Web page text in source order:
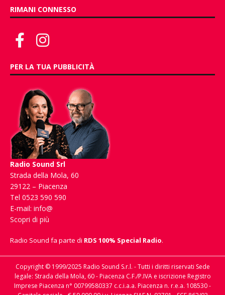
RIMANI CONNESSO
PER LA TUA PUBBLICITÀ
Radio Sound Srl
Strada della Mola, 60
29122 – Piacenza
Tel 0523 590 590
E-mail: info@
Scopri di più
Radio Sound fa parte di RDS 100% Special Radio.
Copyright © 1999/2025 Radio Sound S.r.l. - Tutti i diritti riservati Sede
legale: Strada della Mola, 60 - Piacenza C.F./P.IVA e iscrizione Registro
Imprese Piacenza n° 00799580337 c.c.i.a.a. Piacenza n. r.e.a. 108530 -